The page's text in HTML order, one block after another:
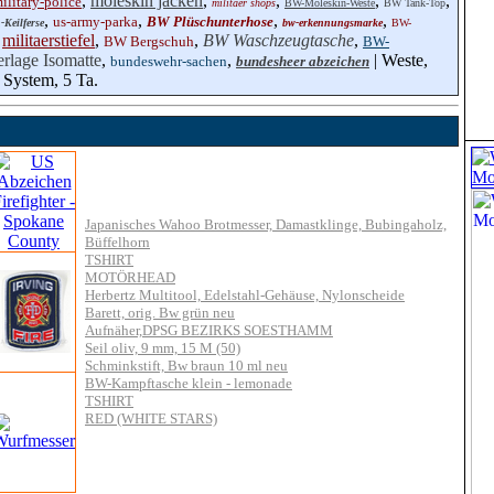
militaer shops BW-Moleskin-Weste BW Tank-Top
Keilferse, us-army-parka, BW Plüschunterhose, bw-erkennungsmarke, BW-
militaerstiefel, BW Bergschuh, BW Waschzeugtasche, BW-
Isomatte, bundeswehr-sachen, bundesheer abzeichen | Weste,
5 Ta.
Japanisches Wahoo Brotmesser, Damastklinge, Bubingaholz,
Büffelhorn
TSHIRT
MOTÖRHEAD
Herbertz Multitool, Edelstahl-Gehäuse, Nylonscheide
Barett, orig. Bw grün neu
Aufnäher,DPSG BEZIRKS SOESTHAMM
Seil oliv, 9 mm, 15 M (50)
Schminkstift, Bw braun 10 ml neu
BW-Kampftasche klein - lemonade
TSHIRT
RED (WHITE STARS)